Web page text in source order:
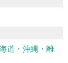
道・沖縄・離